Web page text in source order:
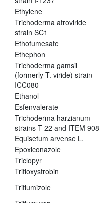
Ethylene
Trichoderma atroviride
strain SC1
Ethofumesate
Ethephon
Trichoderma gamsii
(formerly T. viride) strain
ICC080
Ethanol
Esfenvalerate
Trichoderma harzianum
strains T-22 and ITEM 908
Equisetum arvense L.
Epoxiconazole
Triclopyr
Trifloxystrobin
Triflumizole